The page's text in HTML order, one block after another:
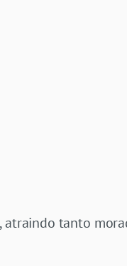
atraindo tanto